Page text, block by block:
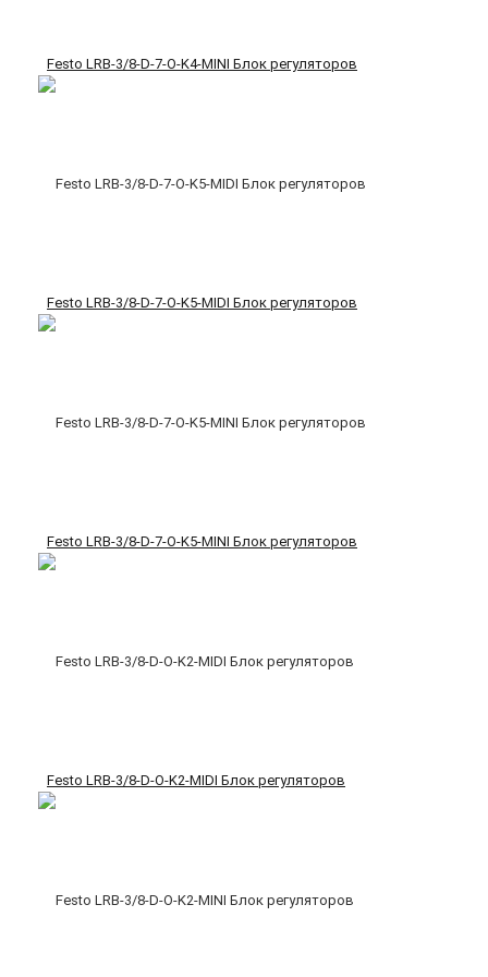
Festo LRB-3/8-D-7-O-K4-MINI Блок регуляторов
Festo LRB-3/8-D-7-O-K5-MIDI Блок регуляторов
Festo LRB-3/8-D-7-O-K5-MINI Блок регуляторов
Festo LRB-3/8-D-O-K2-MIDI Блок регуляторов